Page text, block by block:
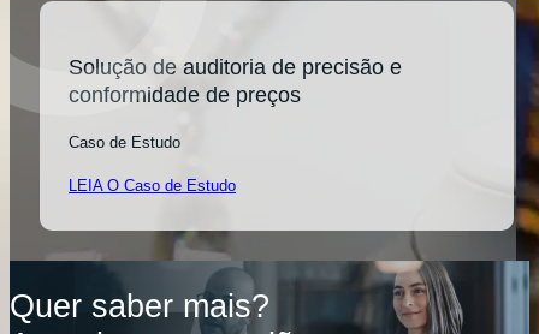
Solução de auditoria de precisão e
conformidade de preços
Caso de Estudo
LEIA O Caso de Estudo
Quer saber mais?